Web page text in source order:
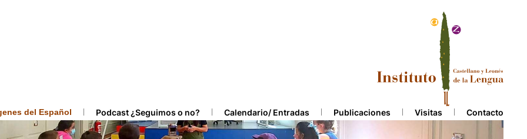
del Español Podcast ¿Seguimos o no? Calendario/ Entradas Publicaciones Visitas Contacto